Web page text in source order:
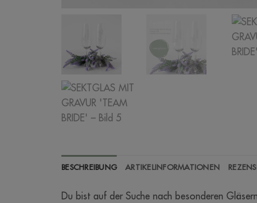
BESCHREIBUNG ARTIKELINFORMATIONEN
Du bist auf der Suche nach besonderen